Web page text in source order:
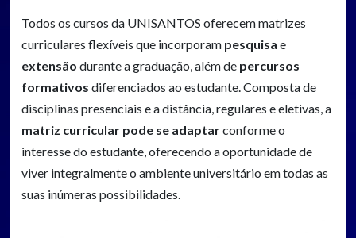
Todos os cursos da UNISANTOS oferecem matrizes
curriculares flexíveis que incorporam pesquisa e
extensão durante a graduação, além de percursos
formativos diferenciados ao estudante. Composta de
disciplinas presenciais e a distância, regulares e eletivas, a
matriz curricular pode se adaptarconforme o
interesse do estudante, oferecendo a oportunidade de
viver integralmente o ambiente universitário em todas as
suas inúmeras possibilidades.